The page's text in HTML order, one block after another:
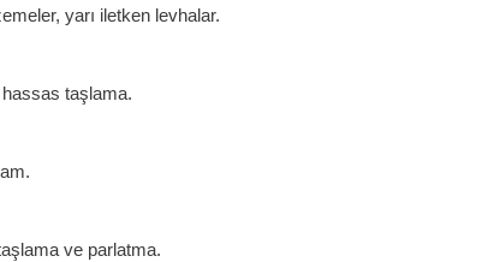
yarı iletken levhalar.
hassas taşlama.
ve parlatma.